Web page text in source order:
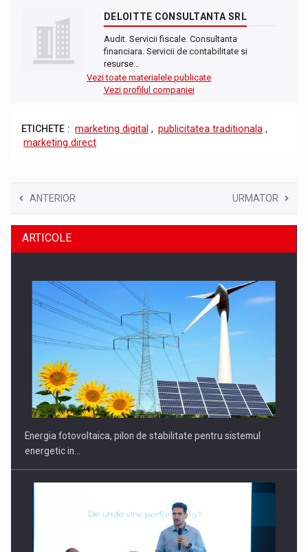
DELOITTE CONSULTANTA SRL
Audit. Servicii fiscale. Consultanta
financiara. Servicii de contabilitate si
resurse…
Vezi toate materialele publicate
Vezi profilul companiei
ETICHETE : marketing digital , publicitatea traditionala ,
marketing direct
ANTERIOR URMATOR
ARTICOLE
Energia fotovoltaica, pilon de stabilitate pentru sistemul
energetic in…